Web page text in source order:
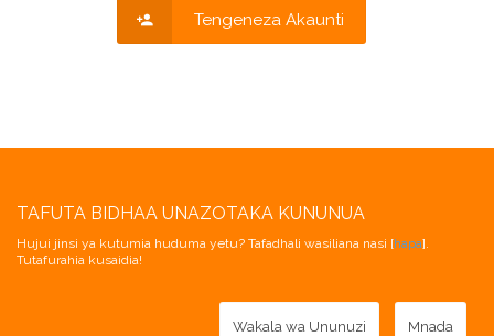
Tengeneza Akaunti
TAFUTA BIDHAA UNAZOTAKA KUNUNUA
Hujui jinsi ya kutumia huduma yetu? Tafadhali wasiliana nasi [hapa].
Tutafurahia kusaidia!
Wakala wa Ununuzi Mnada